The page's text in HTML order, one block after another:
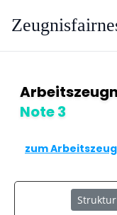
Note 3
zum